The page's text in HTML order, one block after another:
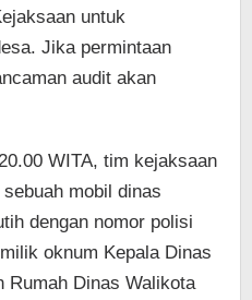
untuk
Jika permintaan
audit akan
WITA, tim kejaksaan
mobil dinas
dengan nomor polisi
oknum Kepala Dinas
Rumah Dinas Walikota